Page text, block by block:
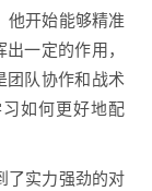
他开始能够精准
一定的作用，
团队协作和战术
如何更好地配
了实力强劲的对